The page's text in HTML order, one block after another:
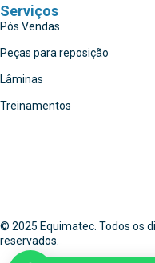
Serviços
Pós Vendas
Peças para reposição
Lâminas
Treinamentos
© 2025 Equimatec. Todos os
reservados.